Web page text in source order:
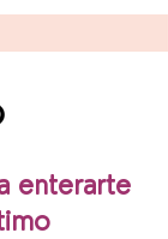
enterarte